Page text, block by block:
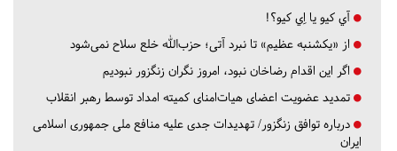
آي كيو يا اِي كيو؟!
از «یکشنبه عظیم» تا نبرد آتی؛ حزب‌الله خلع سلاح نمی‌شود
اگر این اقدام رضاخان نبود، امروز نگران زنگزور نبودیم
تمدید عضویت اعضای هیات‌امنای کمیته امداد توسط رهبر انقلاب
درباره توافق زنگزور/ تهدیدات جدی علیه منافع ملی جمهوری اسلامی
ایران